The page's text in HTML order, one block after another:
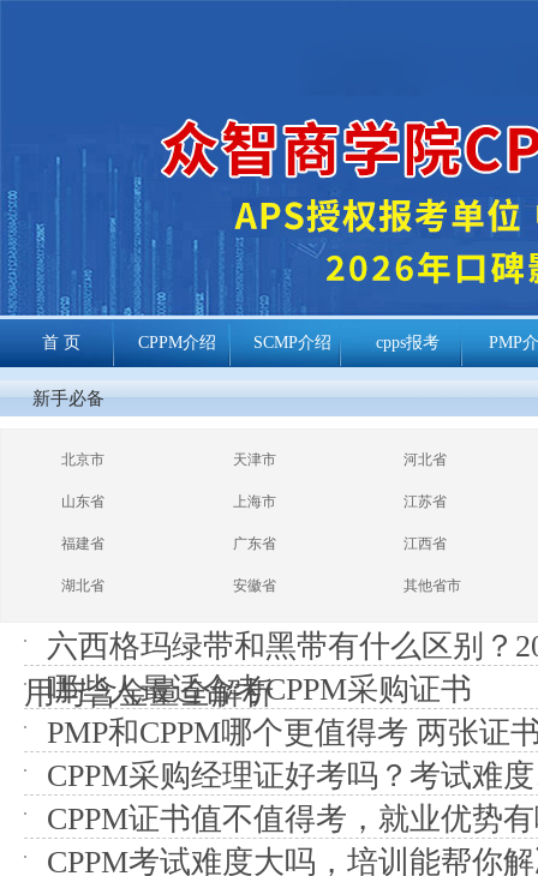
首 页 CPPM介绍 SCMP介绍 cpps报考 PMP
新手必备
北京市 天津市 河北省
山东省 上海市 江苏省
福建省 广东省 江西省
湖北省 安徽省 其他省市
六西格玛绿带和黑带有什么区别？
用与含金量全解析
哪些人最适合考CPPM采购证书
PMP和CPPM哪个更值得考 两张证
CPPM采购经理证好考吗？考试难
CPPM证书值不值得考，就业优势
CPPM考试难度大吗，培训能帮你